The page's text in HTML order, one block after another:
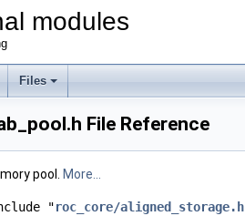
modules
Files
File Reference
pool. More...
"roc_core/aligned_storage.h